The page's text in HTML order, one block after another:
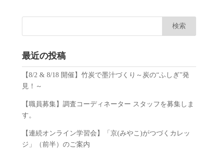
最近の投稿
【8/2 & 8/18 開催】竹炭で墨汁づくり～炭の“ふしぎ”発
見！～
【職員募集】調査コーディネーター スタッフを募集しま
す。
【連続オンライン学習会】「京(みやこ)がつづくカレッ
ジ」（前半）のご案内